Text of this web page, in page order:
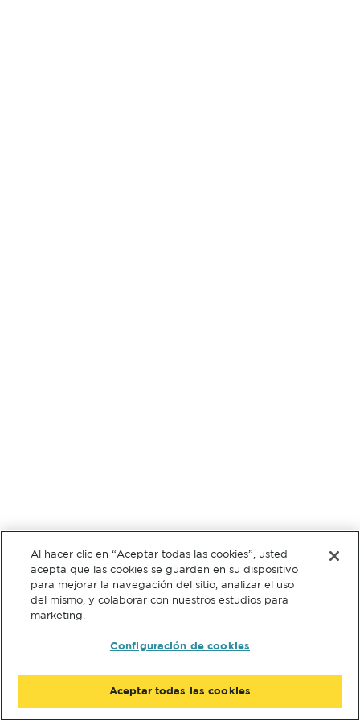
Al hacer clic en “Aceptar todas las cookies”, usted
acepta que las cookies se guarden en su dispositivo
para mejorar la navegación del sitio, analizar el uso
del mismo, y colaborar con nuestros estudios para
marketing.
Configuración de cookies
Aceptar todas las cookies